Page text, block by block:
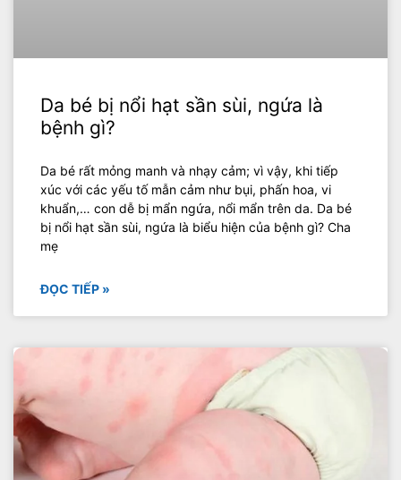
Da bé bị nổi hạt sần sùi, ngứa là
bệnh gì?
Da bé rất mỏng manh và nhạy cảm; vì vậy, khi tiếp
xúc với các yếu tố mẫn cảm như bụi, phấn hoa, vi
khuẩn,… con dễ bị mẩn ngứa, nổi mẩn trên da. Da bé
bị nổi hạt sần sùi, ngứa là biểu hiện của bệnh gì? Cha
mẹ
ĐỌC TIẾP »